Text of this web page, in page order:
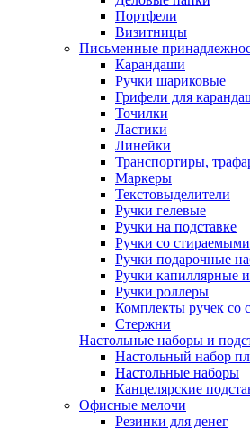
Портфели
Визитницы
Письменные
Карандаши
Ручки шариковые
Грифели для
Точилки
Ластики
Линейки
Транспортиры,
Маркеры
Текстовыделители
Ручки гелевые
Ручки на подставке
Ручки со
Ручки подарочные
Ручки капиллярные
Ручки роллеры
Комплекты ручек со
Стержни
Настольные наборы и
Настольный набор
Настольные наборы
Канцелярские
Офисные мелочи
Резинки для денег